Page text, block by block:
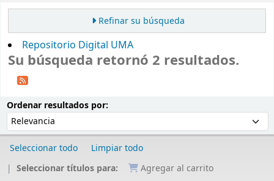
Refinar su búsqueda
Repositorio Digital UMA
Su búsqueda retornó 2 resultados.
Ordenar resultados por:
Seleccionar todo
Limpiar todo
Seleccionar títulos para:
Agregar al carrito